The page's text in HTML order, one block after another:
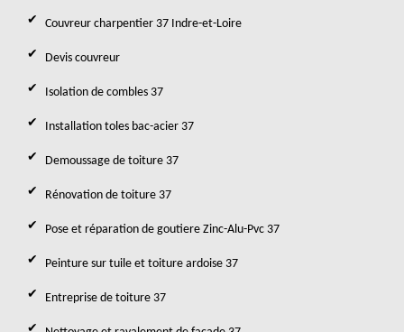
Couvreur charpentier 37 Indre-et-Loire
Devis couvreur
Isolation de combles 37
Installation toles bac-acier 37
Demoussage de toiture 37
Rénovation de toiture 37
Pose et réparation de goutiere Zinc-Alu-Pvc 37
Peinture sur tuile et toiture ardoise 37
Entreprise de toiture 37